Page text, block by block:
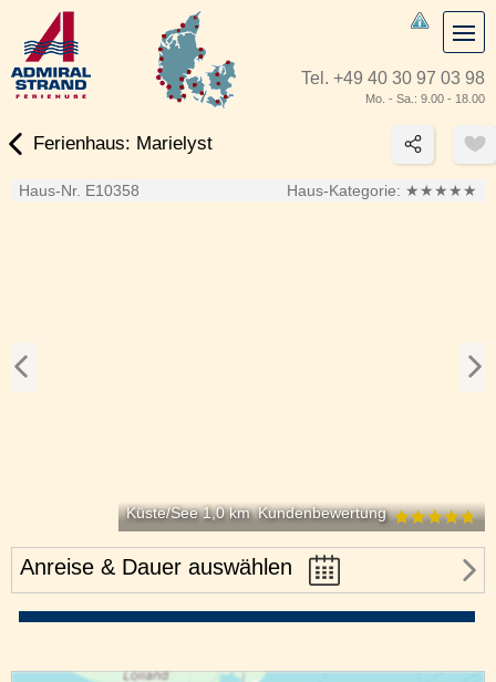
Tel. +49 40 30 97 03 98
Mo. - Sa.: 9.00 - 18.00
Ferienhaus: Marielyst
Haus-Nr. E10358 Haus-Kategorie: ★★★★★
Küste/See 1,0 km Kundenbewertung
Anreise & Dauer auswählen